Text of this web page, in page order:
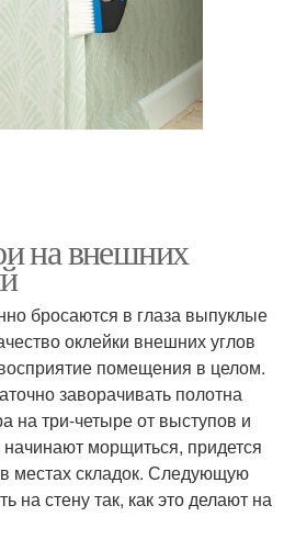
на внешних
бросаются в глаза выпуклые
оклейки внешних углов
помещения в целом.
заворачивать полотна
на три-четыре от выступов и
морщиться, придется
в местах складок. Следующую
на стену так, как это делают на